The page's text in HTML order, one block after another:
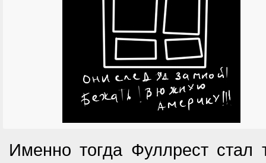
Именно тогда Фуллрест